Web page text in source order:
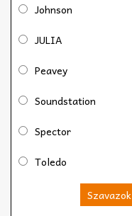
Johnson
JULIA
Peavey
Soundstation
Spector
Toledo
Szavazok